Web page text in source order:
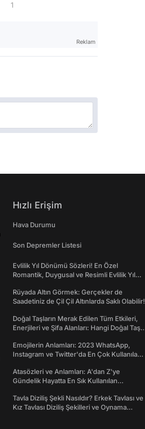
1
Reklam
Hızlı Erişim
Hava Durumu
Son Depremler Listesi
Evlilik Yıl Dönümü Sözleri! En Özel
Romantik, Duygusal ve Resimli Evlilik Yıl
Rüyada Altın Görmek: Gerçekler de
Saadetiniz de Çil Çil Altınlarda Saklı Olabilir!
Doğal Taşların Merak Edilen Tüm Etkileri,
Enerjileri ve Şifa Alanları: Hangi Doğal Taş
Emojilerin Anlamları: 2023 WhatsApp,
Instagram ve Twitter'da En Çok Kullanılan
Atasözleri ve Anlamları: A'dan Z'ye
Gündelik Hayatta En Sık Kullanılan
Tavla Diziliş Şekli Nasıldır? Erkek Tavlası ve
Kız Tavlası Diziliş Şekilleri ve Oynama